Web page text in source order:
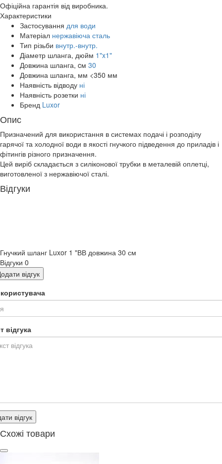
Офіційна гарантія від виробника.
Характеристики
Застосування для води
Матеріал нержавіюча сталь
Тип різьби внутр.-внутр.
Діаметр шланга, дюйм 1"x1"
Довжина шланга, cм 30
Довжина шланга, мм <350 мм
Наявність відводу ні
Наявність розетки ні
Бренд Luxor
Опис
Призначений для використання в системах подачі і розподілу
гарячої та холодної води в якості гнучкого підведення до приладів і
фітингів різного призначення.
Цей виріб складається з силіконової трубки в металевій оплетці,
виготовленої з нержавіючої сталі.
Відгуки
Гнучкий шланг Luxor 1 "ВВ довжина 30 см
Відгуки 0
відгук
відгука
відгук
Схожі товари